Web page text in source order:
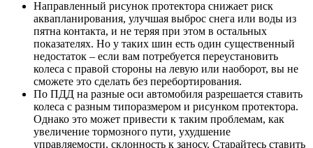
Направленный рисунок протектора снижает риск
аквапланирования, улучшая выброс снега или воды из
пятна контакта, и не теряя при этом в остальных
показателях. Но у таких шин есть один существенный
недостаток – если вам потребуется переустановить
колеса с правой стороны на левую или наоборот, вы не
сможете это сделать без перебортирования.
По ПДД на разные оси автомобиля разрешается ставить
колеса с разным типоразмером и рисунком протектора.
Однако это может привести к таким проблемам, как
увеличение тормозного пути, ухудшение
управляемости, склонность к заносу. Старайтесь ставить